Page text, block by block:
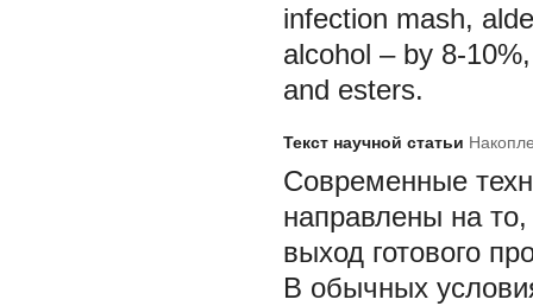
infection mash,
alcohol – by 8-
and esters.
Текст научной статьи
Современные
направлены на
выход готового
В обычных